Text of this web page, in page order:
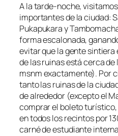
A la tarde-noche,
importantes de la ciudad:
Pukapukara y
forma escalonada,
evitar que la gente sintiera
de las ruinas está cerca
msnm exactamente). Por
tanto las ruinas de la
de alrededor (excepto el
comprar el boleto
en todos los recintos por
carné de estudiante